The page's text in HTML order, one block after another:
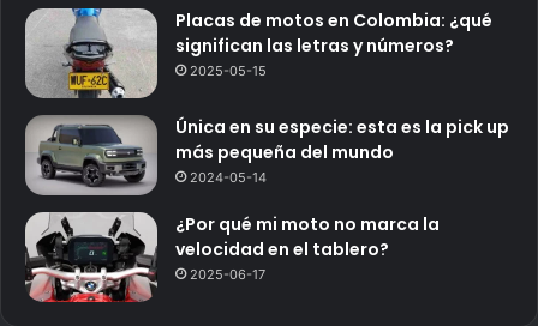
Placas de motos en Colombia: ¿qué
significan las letras y números?
2025-05-15
Única en su especie: esta es la pick up
más pequeña del mundo
2024-05-14
¿Por qué mi moto no marca la
velocidad en el tablero?
2025-06-17